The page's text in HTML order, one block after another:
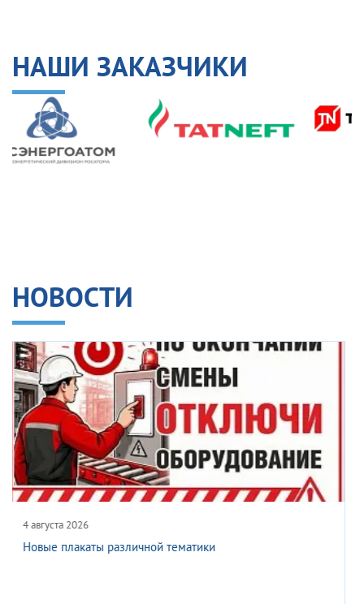
НАШИ ЗАКАЗЧИКИ
НОВОСТИ
1 августа 2026
Компания ГАСЗНАК сердечно поздравляет вас с Днем